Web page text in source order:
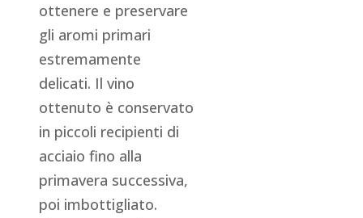
ottenere e preservare
gli aromi primari
estremamente
delicati. Il vino
ottenuto è conservato
in piccoli recipienti di
acciaio fino alla
primavera successiva,
poi imbottigliato.